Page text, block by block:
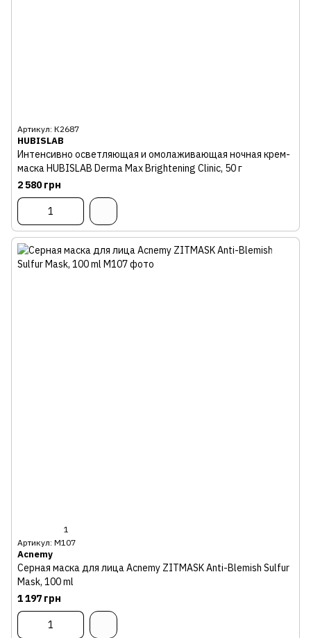
Артикул: К2687
HUBISLAB
Интенсивно осветляющая и омолаживающая ночная крем-
маска HUBISLAB Derma Max Brightening Clinic, 50 г
2 580 грн
1
Артикул: М107
Acnemy
Серная маска для лица Acnemy ZITMASK Anti-Blemish Sulfur
Mask, 100 ml
1 197 грн